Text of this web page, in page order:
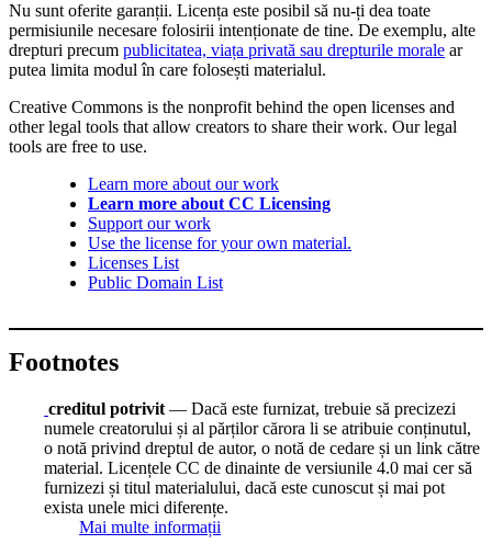
Nu sunt oferite garanții. Licența este posibil să nu-ți dea toate
permisiunile necesare folosirii intenționate de tine. De exemplu, alte
drepturi precum publicitatea, viața privată sau drepturile morale ar
putea limita modul în care folosești materialul.
Creative Commons is the nonprofit behind the open licenses and
other legal tools that allow creators to share their work. Our legal
tools are free to use.
Learn more about our work
Learn more about CC Licensing
Support our work
Use the license for your own material.
Licenses List
Public Domain List
Footnotes
creditul potrivit — Dacă este furnizat, trebuie să precizezi
numele creatorului și al părților cărora li se atribuie conținutul,
o notă privind dreptul de autor, o notă de cedare și un link către
material. Licențele CC de dinainte de versiunile 4.0 mai cer să
furnizezi și titul materialului, dacă este cunoscut și mai pot
exista unele mici diferențe.
Mai multe informații